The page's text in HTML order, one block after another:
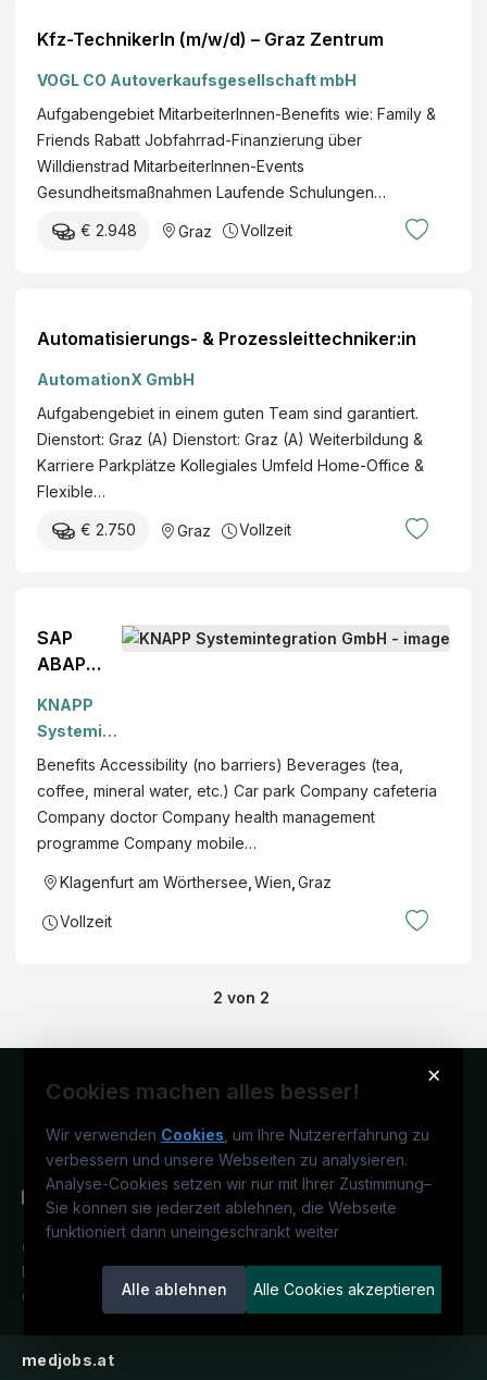
Kfz-TechnikerIn (m/w/d) – Graz Zentrum
VOGL CO Autoverkaufsgesellschaft mbH
Aufgabengebiet MitarbeiterInnen-Benefits wie: Family &
Friends Rabatt Jobfahrrad-Finanzierung über
Willdienstrad MitarbeiterInnen-Events
Gesundheitsmaßnahmen Laufende Schulungen…
€ 2.948 Graz Vollzeit
Automatisierungs- & Prozessleittechniker:in
AutomationX GmbH
Aufgabengebiet in einem guten Team sind garantiert.
Dienstort​: Graz (A) Dienstort​: Graz (A) Weiterbildung &
Karriere Parkplätze Kollegiales Umfeld Home-Office &
Flexible…
€ 2.750 Graz Vollzeit
SAP
ABAP
r (m/f/d) -
KNAPP
KNAPP
Systemint
egration
GmbH
Benefits Accessibility (no barriers) Beverages (tea,
coffee, mineral water, etc.) Car park Company cafeteria
Company doctor Company health management
programme Company mobile…
Klagenfurt am Wörthersee Wien Graz
Vollzeit
2 von 2
×
Cookies machen alles besser!
Wir verwenden Cookies , um Ihre Nutzererfahrung zu
verbessern und unsere Webseiten zu analysieren.
Analyse-Cookies setzen wir nur mit Ihrer Zustimmung–
Sie können sie jederzeit ablehnen, die Webseite
funktioniert dann uneingeschränkt weiter
Alle ablehnen Alle Cookies akzeptieren
Österreichs medizinisches
Karriereportal.Ein Service der
candidatis GmbH.
medjobs.at